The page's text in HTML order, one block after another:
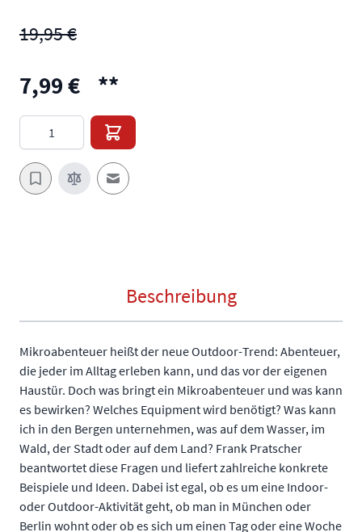
19,95 €
7,99 € **
E-Mail an einen Freund
Beschreibung
Mikroabenteuer heißt der neue Outdoor-Trend: Abenteuer,
die jeder im Alltag erleben kann, und das vor der eigenen
Haustür. Doch was bringt ein Mikroabenteuer und was kann
es bewirken? Welches Equipment wird benötigt? Was kann
ich in den Bergen unternehmen, was auf dem Wasser, im
Wald, der Stadt oder auf dem Land? Frank Pratscher
beantwortet diese Fragen und liefert zahlreiche konkrete
Beispiele und Ideen. Dabei ist egal, ob es um eine Indoor-
oder Outdoor-Aktivität geht, ob man in München oder
Berlin wohnt oder ob es sich um einen Tag oder eine Woche